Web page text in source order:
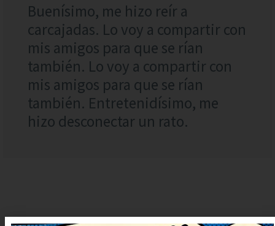
Buenísimo, me hizo reír a
carcajadas. Lo voy a compartir con
mis amigos para que se rían
también. Lo voy a compartir con
mis amigos para que se rían
también. Entretenidísimo, me
hizo desconectar un rato.